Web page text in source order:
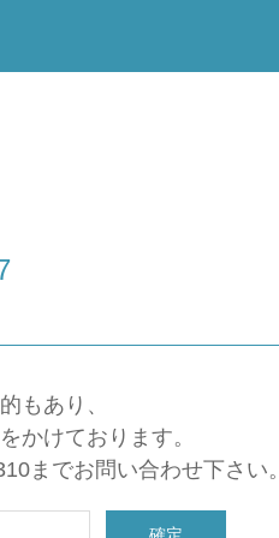
もあり、
かけております。
までお問い合わせ下さい。